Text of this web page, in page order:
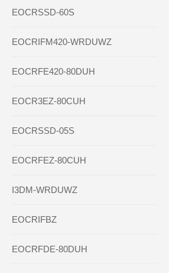
EOCRSSD-60S
EOCRIFM420-WRDUWZ
EOCRFE420-80DUH
EOCR3EZ-80CUH
EOCRSSD-05S
EOCRFEZ-80CUH
I3DM-WRDUWZ
EOCRIFBZ
EOCRFDE-80DUH